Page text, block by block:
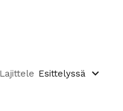
Lajittele Esittelyssä